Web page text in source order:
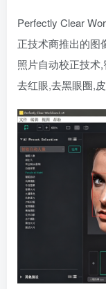
Perfectly Clear
正技术商推出的图
照片自动校正技术
去红眼,去黑眼圈,